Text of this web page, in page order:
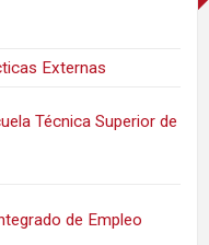
Externas
Técnica Superior de
de Empleo